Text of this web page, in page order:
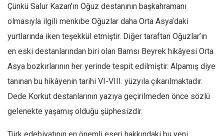
Çünkü Salur Kazan’ın Oğuz destanının başkahramanı
olmasıyla ilgili menkıbe Oğuzlar daha Orta Asya’daki
yurtlarında iken teşekkül etmiştir. Diğer taraftan Oğuzlar’ın
en eski destanlarından biri olan Bamsı Beyrek hikâyesi Orta
Asya bozkırlarının her yerinde tespit edilmiştir. Alpamış diye
tanınan bu hikâyenin tarihi VI-VIII. yüzyıla çıkarılmaktadır.
Dede Korkut destanlarının yazıya geçirilmeden önce sözlü
gelenekte yaşamış olduğu şüphesizdir.